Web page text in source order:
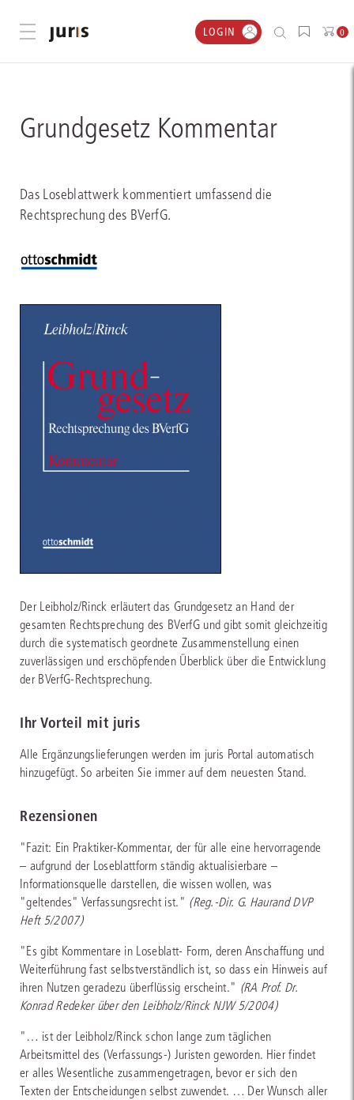
Menü öffnen LOGIN 0
Grundgesetz Kommentar
Das Loseblattwerk kommentiert umfassend die
Rechtsprechung des BVerfG.
Der Leibholz/Rinck erläutert das Grundgesetz an Hand der
gesamten Rechtsprechung des BVerfG und gibt somit gleichzeitig
durch die systematisch geordnete Zusammenstellung einen
zuverlässigen und erschöpfenden Überblick über die Entwicklung
der BVerfG-Rechtsprechung.
Ihr Vorteil mit juris
Alle Ergänzungslieferungen werden im juris Portal automatisch
hinzugefügt. So arbeiten Sie immer auf dem neuesten Stand.
Rezensionen
"Fazit: Ein Praktiker-Kommentar, der für alle eine hervorragende
– aufgrund der Loseblattform ständig aktualisierbare –
Informationsquelle darstellen, die wissen wollen, was
"geltendes" Verfassungsrecht ist." (Reg.-Dir. G. Haurand DVP
Heft 5/2007)
"Es gibt Kommentare in Loseblatt- Form, deren Anschaffung und
Weiterführung fast selbstverständlich ist, so dass ein Hinweis auf
ihren Nutzen geradezu überflüssig erscheint." (RA Prof. Dr.
Konrad Redeker über den Leibholz/Rinck NJW 5/2004)
"… ist der Leibholz/Rinck schon lange zum täglichen
Arbeitsmittel des (Verfassungs-) Juristen geworden. Hier findet
er alles Wesentliche zusammengetragen, bevor er sich den
Texten der Entscheidungen selbst zuwendet. … Der Wunsch aller